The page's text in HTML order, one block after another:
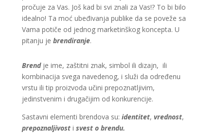
pročuje za Vas. Još kad bi svi znali za Vas!? To bi bilo
idealno! Ta moć ubeđivanja publike da se poveže sa
Vama potiče od jednog marketinškog koncepta. U
pitanju je brendiranje.
Brendje ime, zaštitni znak, simbol ili dizajn, ili
kombinacija svega navedenog, i služi da određenu
vrstu ili tip proizvoda učini prepoznatljivim,
jedinstvenim i drugačijim od konkurencije.
Sastavni elementi brendova su: identitet, vrednost,
prepoznaljivosti svest o brendu.